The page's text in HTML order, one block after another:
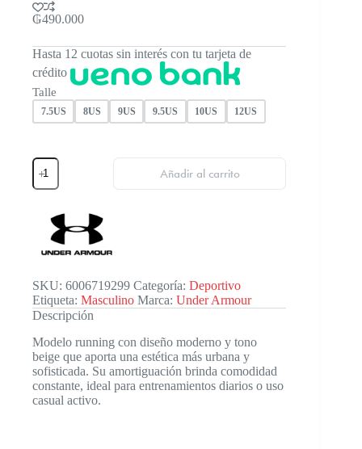
₲490.000
Hasta 12 cuotas sin interés con tu tarjeta de
crédito
Talle
7.5US 8US 9US 9.5US 10US 12US
Under
Armour
Rogue
cantidad
Añadir al carrito
SKU: 6006719299 Categoría: Deportivo
Etiqueta: Masculino Marca: Under Armour
Descripción
Modelo running con diseño moderno y tono
beige que aporta una estética más urbana y
sofisticada. Su amortiguación brinda comodidad
constante, ideal para entrenamientos diarios o uso
casual activo.